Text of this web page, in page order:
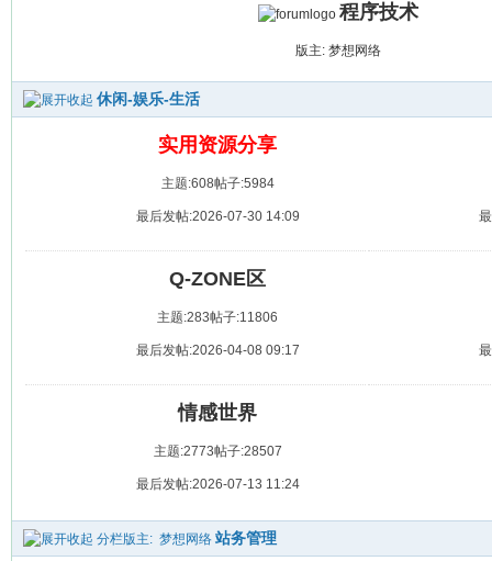
程序技术
版主: 梦想网络
休闲-娱乐-生活
实用资源分享
主题:608帖子:5984
最后发帖:2026-07-30 14:09
Q-ZONE区
主题:283帖子:11806
最后发帖:2026-04-08 09:17
情感世界
主题:2773帖子:28507
最后发帖:2026-07-13 11:24
分栏版主: 梦想网络 站务管理